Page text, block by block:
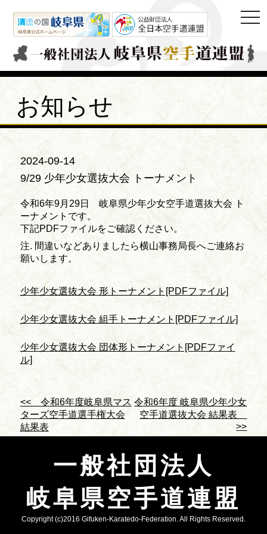
お知らせ
2024-09-14
9/29 少年少女選抜大会 トーナメント
令和6年9月29日 岐阜県少年少女空手道選抜大会 ト
ーナメントです。
下記PDFファイルをご確認ください。
注. 間違いなどありましたら横山事務局長へご連絡お
願いします。
少年少女選抜大会 形トーナメント[PDFファイル]
少年少女選抜大会 組手トーナメント[PDFファイル]
少年少女選抜大会 団体形トーナメント[PDFファイ
ル]
令和6年度 岐阜県少年少女
空手道選抜大会 結果表
>>
<< 令和6年度岐阜県マス
ターズ空手道選手権大会
結果表
一般社団法人
岐阜県空手道連盟
Copyright (c)2016 Gifuken-Karatedo-Federation. All Rights Reserved.